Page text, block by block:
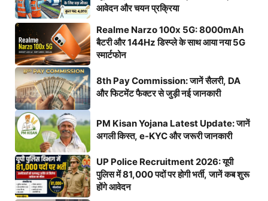
आवेदन और चयन प्रक्रिया
Realme Narzo 100x 5G: 8000mAh
बैटरी और 144Hz डिस्प्ले के साथ आया नया 5G
स्मार्टफोन
8th Pay Commission: जानें सैलरी, DA
और फिटमेंट फैक्टर से जुड़ी नई जानकारी
PM Kisan Yojana Latest Update: जानें
अगली किस्त, e-KYC और जरूरी जानकारी
UP Police Recruitment 2026: यूपी
पुलिस में 81,000 पदों पर होगी भर्ती, जानें कब शुरू
होंगे आवेदन